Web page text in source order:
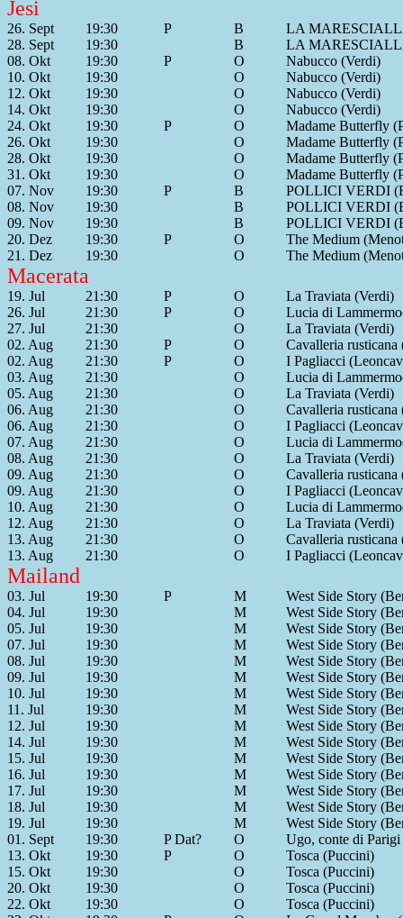
Jesi
26. Sept 19:30 P B
LA
28. Sept
19:30 B
LA
08. Okt
19:30 P O
Nabucco (Verdi)
10. Okt
19:30 O
Nabucco (Verdi)
12. Okt
19:30 O
Nabucco (Verdi)
14. Okt
19:30 O
Nabucco (Verdi)
24. Okt
19:30 P O
Madame Butterfly
26. Okt
19:30 O
Madame Butterfly
28. Okt
19:30 O
Madame Butterfly
31. Okt
19:30 O
Madame Butterfly
07. Nov
19:30 P B
POLLICI VERDI
08. Nov
19:30 B
POLLICI VERDI
09. Nov
19:30 B
POLLICI VERDI
20. Dez
19:30 P O
The Medium
21. Dez
19:30 O The Medium
Macerata
19. Jul 21:30 P O
La Traviata (Verdi)
26. Jul
21:30 P O
Lucia di
27. Jul
21:30 O
La Traviata (Verdi)
02. Aug
21:30 P O
Cavalleria rusticana
02. Aug
21:30 P O
I Pagliacci
03. Aug
21:30 O
Lucia di
05. Aug
21:30 O
La Traviata (Verdi)
06. Aug
21:30 O
Cavalleria rusticana
06. Aug
21:30 O
I Pagliacci
07. Aug
21:30 O
Lucia di
08. Aug
21:30 O
La Traviata (Verdi)
09. Aug
21:30 O
Cavalleria rusticana
09. Aug
21:30 O
I Pagliacci
10. Aug
21:30 O
Lucia di
12. Aug
21:30 O
La Traviata (Verdi)
13. Aug
21:30 O
Cavalleria rusticana
13. Aug
21:30 O I Pagliacci
Mailand
03. Jul 19:30 P M
West Side Story
04. Jul
19:30 M
West Side Story
05. Jul
19:30 M
West Side Story
07. Jul
19:30 M
West Side Story
08. Jul
19:30 M
West Side Story
09. Jul
19:30 M
West Side Story
10. Jul
19:30 M
West Side Story
11. Jul
19:30 M
West Side Story
12. Jul
19:30 M
West Side Story
14. Jul
19:30 M
West Side Story
15. Jul
19:30 M
West Side Story
16. Jul
19:30 M
West Side Story
17. Jul
19:30 M
West Side Story
18. Jul
19:30 M
West Side Story
19. Jul
19:30 M
West Side Story
01. Sept
19:30 P Dat? O
Ugo, conte di
13. Okt
19:30 P O
Tosca (Puccini)
15. Okt
19:30 O
Tosca (Puccini)
20. Okt
19:30 O
Tosca (Puccini)
22. Okt
19:30 O
Tosca (Puccini)